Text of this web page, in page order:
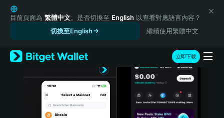
English
日本語
Русский
Español (Latinoamérica)
Türkçe
目前頁面為 繁體中文。是否切換至 English 以查看對應語言內容？
切換至English
繼續使用繁體中文
立即下載